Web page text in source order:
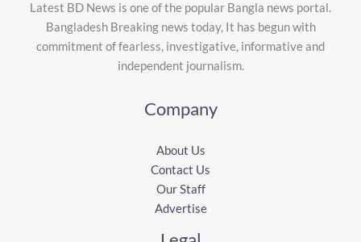
Latest BD News is one of the popular Bangla news portal.
Bangladesh Breaking news today, It has begun with
commitment of fearless, investigative, informative and
independent journalism.
Company
About Us
Contact Us
Our Staff
Advertise